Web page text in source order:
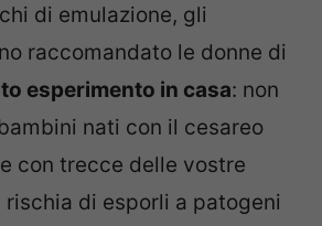
di emulazione, gli
raccomandato le donne di
esperimento in casa: non
nati con il cesareo
con trecce delle vostre
rischia di esporli a patogeni